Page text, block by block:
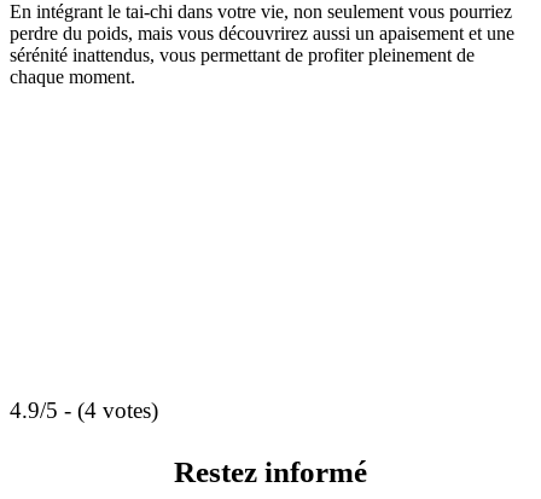
En intégrant le tai-chi dans votre vie, non seulement vous pourriez
perdre du poids, mais vous découvrirez aussi un apaisement et une
sérénité inattendus, vous permettant de profiter pleinement de
chaque moment.
4.9/5 - (4 votes)
Restez informé